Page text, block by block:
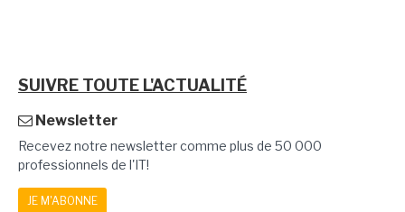
SUIVRE TOUTE L'ACTUALITÉ
Newsletter
Recevez notre newsletter comme plus de 50 000
professionnels de l'IT!
JE M'ABONNE